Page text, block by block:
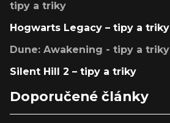
tipy a triky
Hogwarts Legacy – tipy a triky
Dune: Awakening - tipy a triky
Silent Hill 2 – tipy a triky
Doporučené články